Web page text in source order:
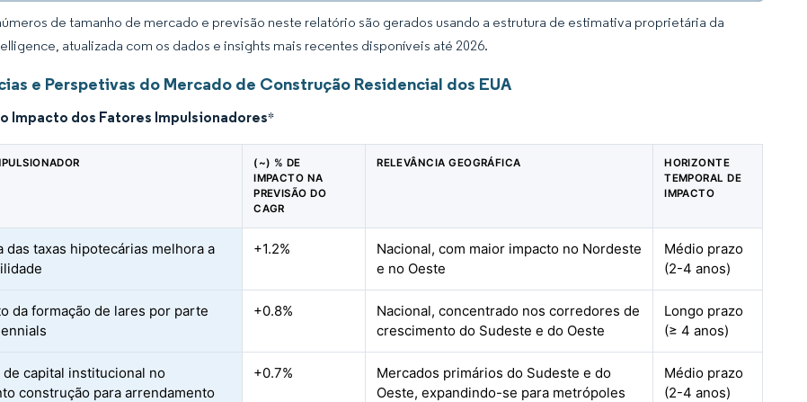
de tamanho de mercado e previsão neste relatório são gerados usando a estrutura de estimativa proprietária da
atualizada com os dados e insights mais recentes disponíveis até 2026.
e Perspetivas do Mercado de Construção Residencial dos EUA
Impacto dos Fatores Impulsionadores*
(~) % DE
IMPACTO NA
PREVISÃO DO
CAGR
RELEVÂNCIA GEOGRÁFICA
HORIZONTE
TEMPORAL DE
IMPACTO
das taxas hipotecárias melhora a
+1.2%
Nacional, com maior impacto no Nordeste
e no Oeste
Médio prazo
(2-4 anos)
da formação de lares por parte
+0.8%
Nacional, concentrado nos corredores de
crescimento do Sudeste e do Oeste
Longo prazo
(≥ 4 anos)
de capital institucional no
construção para arrendamento
+0.7%
Mercados primários do Sudeste e do
Oeste, expandindo-se para metrópoles
Médio prazo
(2-4 anos)